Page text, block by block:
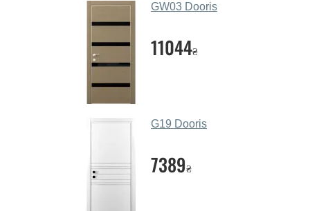
GW03 Dooris
11044₴
G19 Dooris
7389₴